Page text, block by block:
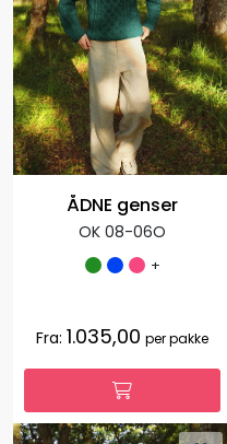
ÅDNE genser
OK 08-06O
+
Fra: 1.035,00 per pakke